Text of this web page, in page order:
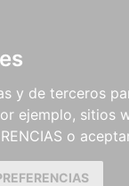
y de terceros
ejemplo, sitios
o